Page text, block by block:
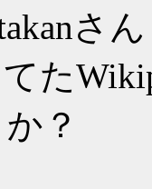
さん
た
？